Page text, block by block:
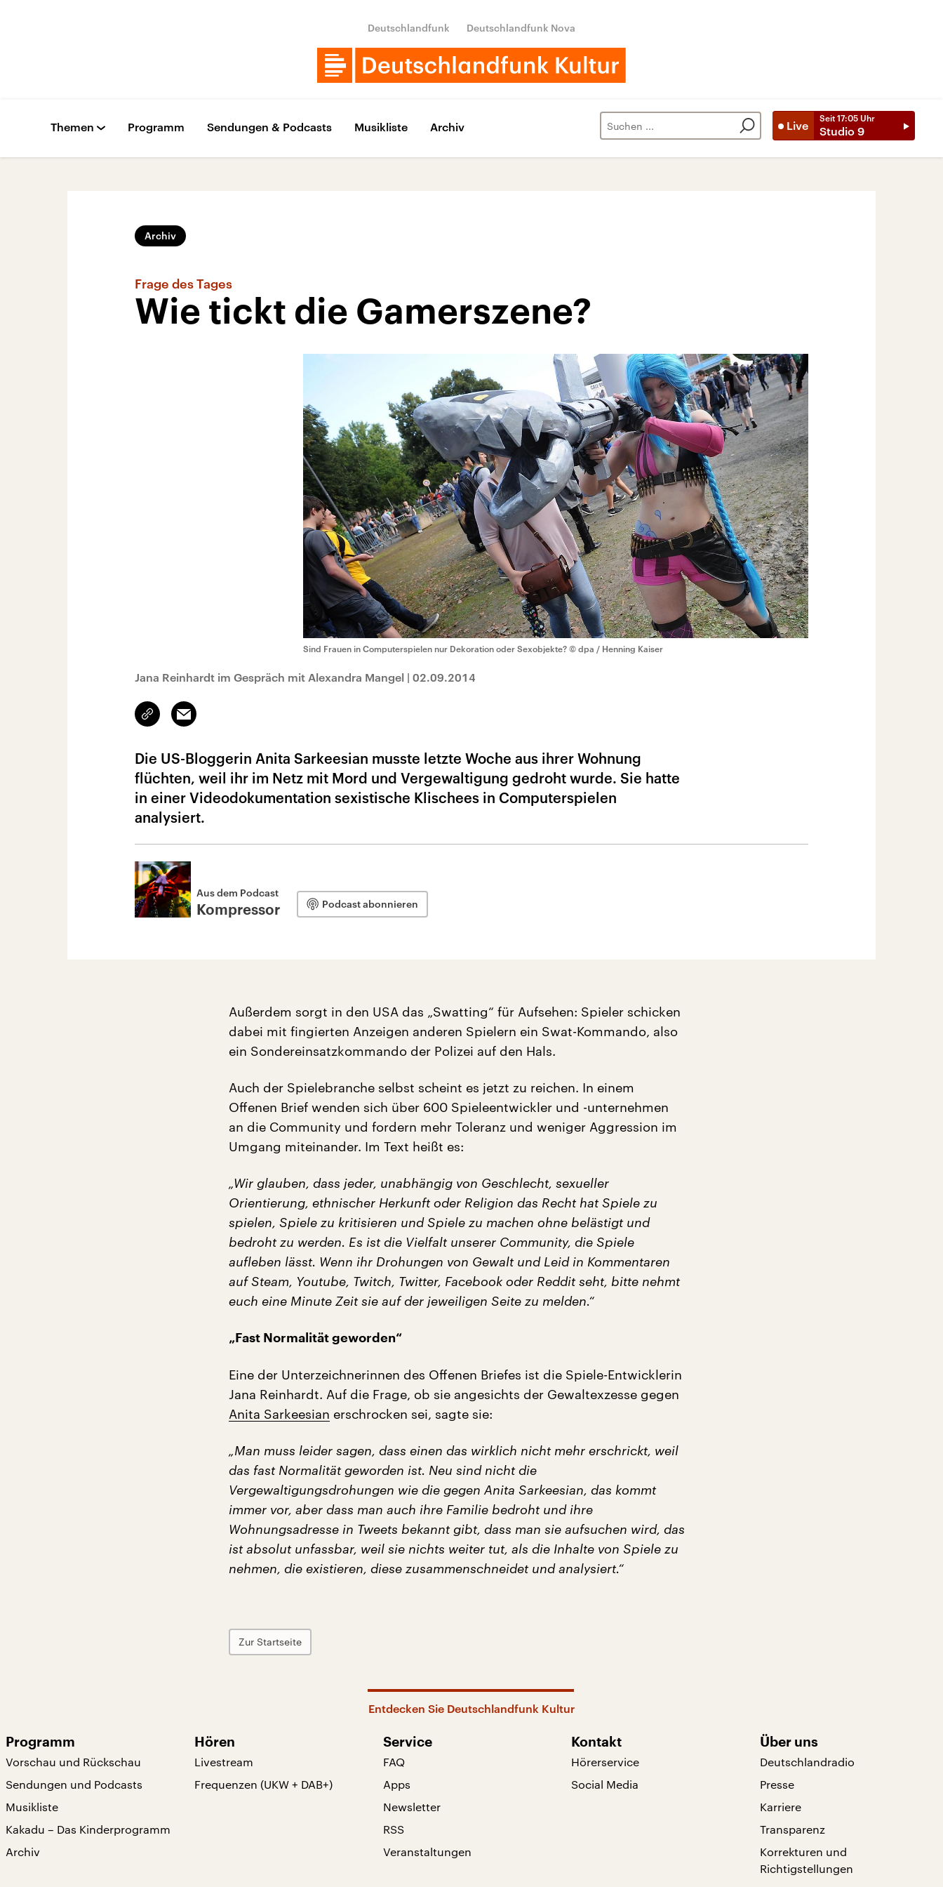
Deutschlandfunk Deutschlandfunk Nova
Live
Seit 17:05 Uhr
Studio 9
Themen Programm Sendungen & Podcasts Musikliste Archiv
Archiv
Frage des Tages
Wie tickt die Gamerszene?
Sind Frauen in Computerspielen nur Dekoration oder Sexobjekte? © dpa / Henning Kaiser
Jana Reinhardt im Gespräch mit Alexandra Mangel | 02.09.2014
Link
kopieren/teilen
Email
Die US-Bloggerin Anita Sarkeesian musste letzte Woche aus ihrer Wohnung
flüchten, weil ihr im Netz mit Mord und Vergewaltigung gedroht wurde. Sie hatte
in einer Videodokumentation sexistische Klischees in Computerspielen
analysiert.
Aus dem Podcast
Kompressor Podcast abonnieren
Außerdem sorgt in den USA das „Swatting“ für Aufsehen: Spieler schicken
dabei mit fingierten Anzeigen anderen Spielern ein Swat-Kommando, also
ein Sondereinsatzkommando der Polizei auf den Hals.
Auch der Spielebranche selbst scheint es jetzt zu reichen. In einem
Offenen Brief wenden sich über 600 Spieleentwickler und -unternehmen
an die Community und fordern mehr Toleranz und weniger Aggression im
Umgang miteinander. Im Text heißt es:
„Wir glauben, dass jeder, unabhängig von Geschlecht, sexueller
Orientierung, ethnischer Herkunft oder Religion das Recht hat Spiele zu
spielen, Spiele zu kritisieren und Spiele zu machen ohne belästigt und
bedroht zu werden. Es ist die Vielfalt unserer Community, die Spiele
aufleben lässt. Wenn ihr Drohungen von Gewalt und Leid in Kommentaren
auf Steam, Youtube, Twitch, Twitter, Facebook oder Reddit seht, bitte nehmt
euch eine Minute Zeit sie auf der jeweiligen Seite zu melden.“
„Fast Normalität geworden“
Eine der Unterzeichnerinnen des Offenen Briefes ist die Spiele-Entwicklerin
Jana Reinhardt. Auf die Frage, ob sie angesichts der Gewaltexzesse gegen
Anita Sarkeesian erschrocken sei, sagte sie:
„Man muss leider sagen, dass einen das wirklich nicht mehr erschrickt, weil
das fast Normalität geworden ist. Neu sind nicht die
Vergewaltigungsdrohungen wie die gegen Anita Sarkeesian, das kommt
immer vor, aber dass man auch ihre Familie bedroht und ihre
Wohnungsadresse in Tweets bekannt gibt, dass man sie aufsuchen wird, das
ist absolut unfassbar, weil sie nichts weiter tut, als die Inhalte von Spiele zu
nehmen, die existieren, diese zusammenschneidet und analysiert.“
Zur Startseite
Entdecken Sie Deutschlandfunk Kultur
Programm
Vorschau und Rückschau
Sendungen und Podcasts
Musikliste
Kakadu – Das Kinderprogramm
Archiv
Hören
Livestream
Frequenzen (UKW + DAB+)
Service
FAQ
Apps
Newsletter
RSS
Veranstaltungen
Kontakt
Hörerservice
Social Media
Über uns
Deutschlandradio
Presse
Karriere
Transparenz
Korrekturen und
Richtigstellungen